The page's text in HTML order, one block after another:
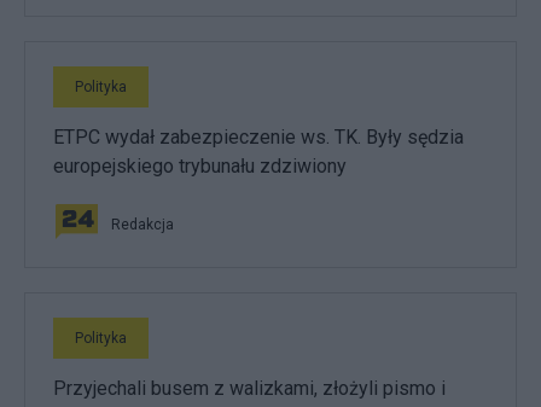
Polityka
ETPC wydał zabezpieczenie ws. TK. Były sędzia
europejskiego trybunału zdziwiony
Redakcja
Polityka
Przyjechali busem z walizkami, złożyli pismo i